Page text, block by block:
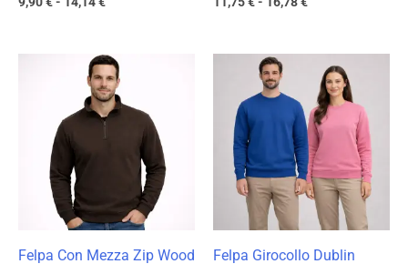
Felpa Con Mezza Zip Wood
Fascia
di
prezzo:
da
12,12 €
17,31 €
Felpa Girocollo Dublin
prezzo:
da
9,87 €
14,10 €